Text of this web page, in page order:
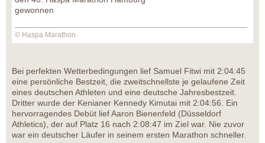
gewonnen
© Haspa Marathon
Bei perfekten Wetterbedingungen lief Samuel Fitwi mit 2:04:45
eine persönliche Bestzeit, die zweitschnellste je gelaufene Zeit
eines deutschen Athleten und eine deutsche Jahresbestzeit.
Dritter wurde der Kenianer Kennedy Kimutai mit 2:04:56. Ein
hervorragendes Debüt lief Aaron Bienenfeld (Düsseldorf
Athletics), der auf Platz 16 nach 2:08:47 im Ziel war. Nie zuvor
war ein deutscher Läufer in seinem ersten Marathon schneller.